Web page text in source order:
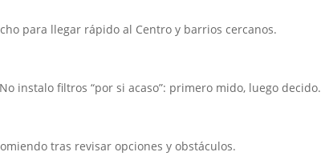
para llegar rápido al Centro y barrios cercanos.
instalo filtros “por si acaso”: primero mido, luego decido.
tras revisar opciones y obstáculos.